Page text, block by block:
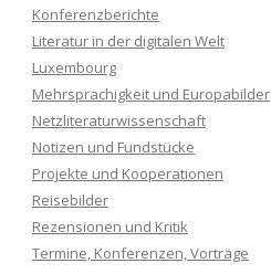
Konferenzberichte
Literatur in der digitalen Welt
Luxembourg
Mehrsprachigkeit und Europabilder
Netzliteraturwissenschaft
Notizen und Fundstücke
Projekte und Kooperationen
Reisebilder
Rezensionen und Kritik
Termine, Konferenzen, Vorträge